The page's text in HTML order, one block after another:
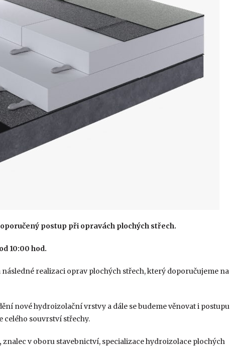
postup při opravách plochých střech.
10:00 hod.
realizaci oprav plochých střech, který doporučujeme na
nové hydroizolační vrstvy a dále se budeme věnovat i postupu
souvrství střechy.
znalec v oboru stavebnictví, specializace hydroizolace plochých